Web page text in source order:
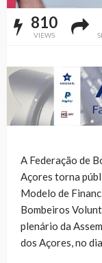
810
VIEWS
A Federação de
Açores torna
Modelo de
Bombeiros
plenário da
dos Açores, no